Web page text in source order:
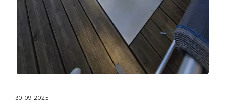
30-09-2025